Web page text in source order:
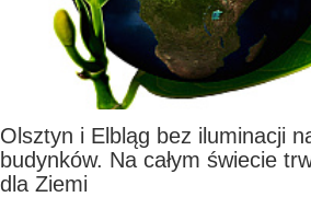
Olsztyn i Elbląg bez iluminacji
budynków. Na całym świecie
dla Ziemi